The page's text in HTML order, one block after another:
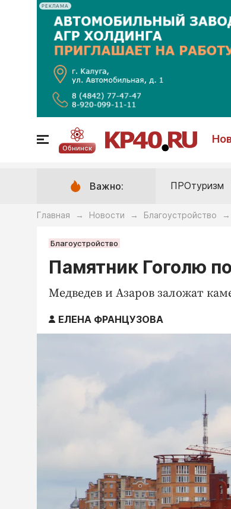
РЕКЛАМА
Обнинск
Важно: ПРОтуризм
Главная → Новости → Благоустройство →
Благоустройство
Памятник Гоголю
Медведев и Азаров заложат
ЕЛЕНА ФРАНЦУЗОВА